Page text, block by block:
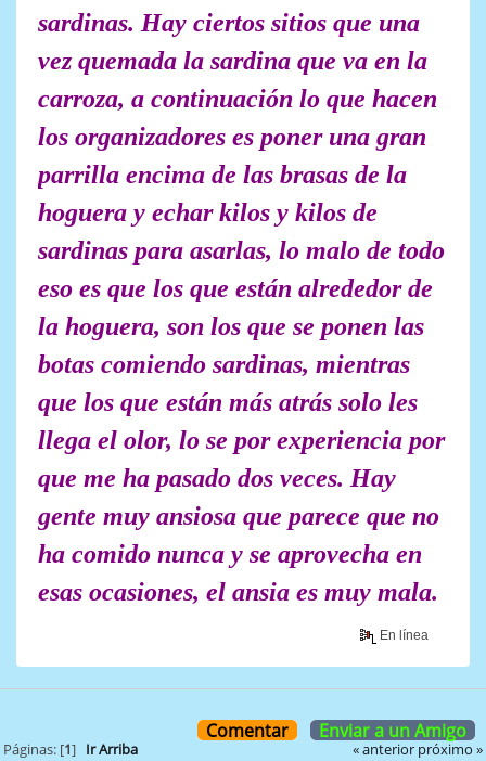
sardinas. Hay ciertos sitios que una
vez quemada la sardina que va en la
carroza, a continuación lo que hacen
los organizadores es poner una gran
parrilla encima de las brasas de la
hoguera y echar kilos y kilos de
sardinas para asarlas, lo malo de todo
eso es que los que están alrededor de
la hoguera, son los que se ponen las
botas comiendo sardinas, mientras
que los que están más atrás solo les
llega el olor, lo se por experiencia por
que me ha pasado dos veces. Hay
gente muy ansiosa que parece que no
ha comido nunca y se aprovecha en
esas ocasiones, el ansia es muy mala.
En línea
Comentar Enviar a un Amigo
Páginas: [1] Ir Arriba « anterior próximo »